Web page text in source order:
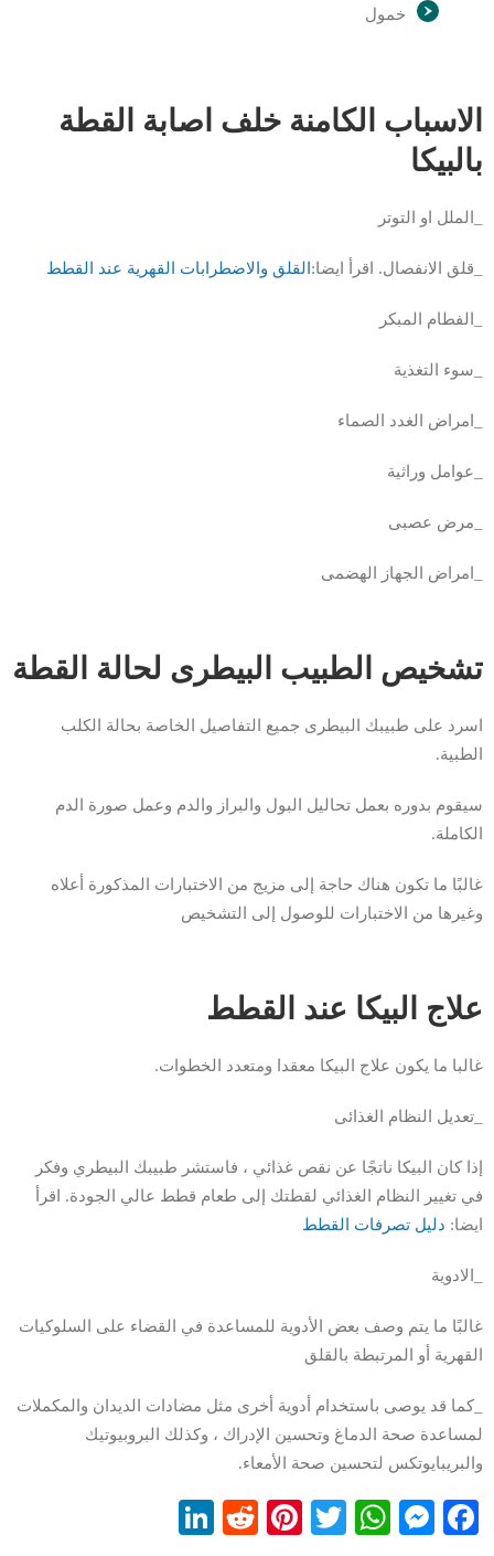
خمول
الاسباب الكامنة خلف اصابة القطة
بالبيكا
_الملل او التوتر
_قلق الانفصال. اقرأ ايضا: القلق والاضطرابات القهرية عند القطط
_الفطام المبكر
_سوء التغذية
_امراض الغدد الصماء
_عوامل وراثية
_مرض عصبى
_امراض الجهاز الهضمى
تشخيص الطبيب البيطرى لحالة القطة
اسرد على طبيبك البيطرى جميع التفاصيل الخاصة بحالة الكلب
الطبية.
سيقوم بدوره بعمل تحاليل البول والبراز والدم وعمل صورة الدم
الكاملة.
غالبًا ما تكون هناك حاجة إلى مزيج من الاختبارات المذكورة أعلاه
وغيرها من الاختبارات للوصول إلى التشخيص
علاج البيكا عند القطط
غالبا ما يكون علاج البيكا معقدا ومتعدد الخطوات.
_تعديل النظام الغذائى
إذا كان البيكا ناتجًا عن نقص غذائي ، فاستشر طبيبك البيطري وفكر
في تغيير النظام الغذائي لقطتك إلى طعام قطط عالي الجودة. اقرأ
ايضا: دليل تصرفات القطط
_الادوية
غالبًا ما يتم وصف بعض الأدوية للمساعدة في القضاء على السلوكيات
القهرية أو المرتبطة بالقلق
_كما قد يوصى باستخدام أدوية أخرى مثل مضادات الديدان والمكملات
لمساعدة صحة الدماغ وتحسين الإدراك ، وكذلك البروبيوتيك
والبريبايوتكس لتحسين صحة الأمعاء.
Facebook
Messenger
WhatsApp
Twitter
Pinterest
Reddit